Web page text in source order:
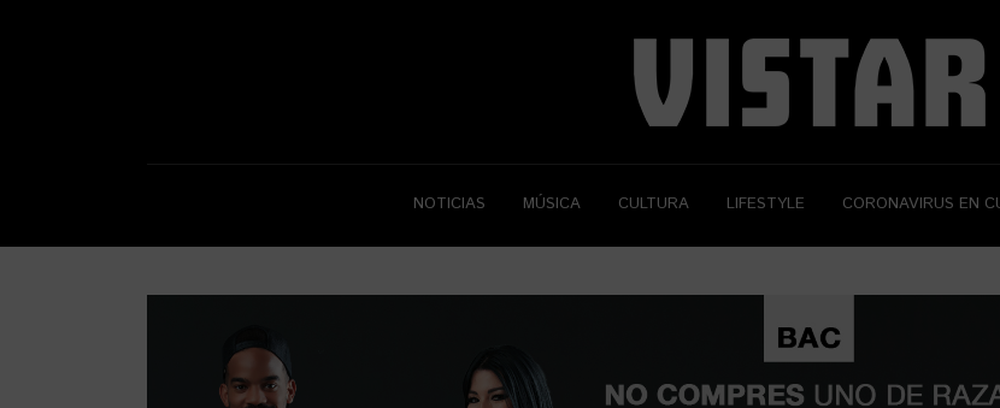
NOTICIAS MÚSICA CULTURA LIFESTYLE CORONAVIRUS EN